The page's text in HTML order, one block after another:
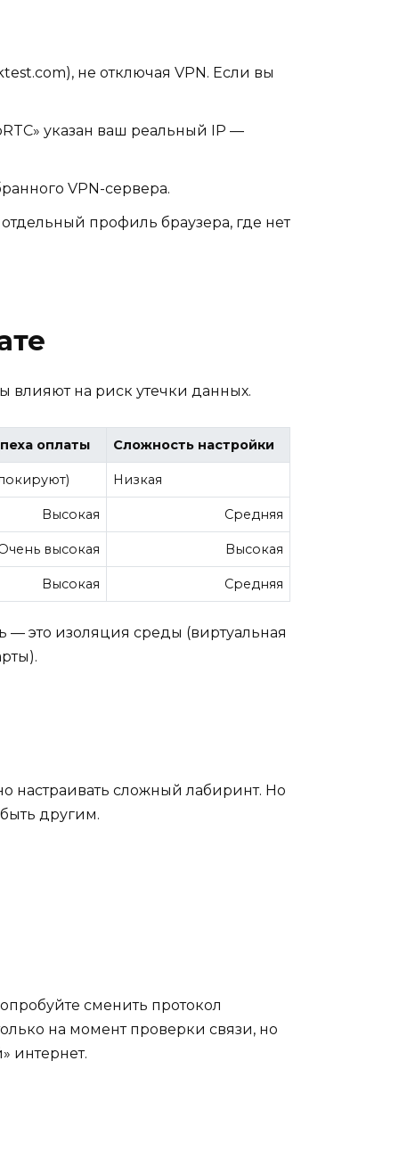
не отключая VPN. Если вы
указан ваш реальный IP —
VPN-сервера.
профиль браузера, где нет
влияют на риск утечки данных.
оплаты Сложность настройки
Низкая
Высокая Средняя
высокая Высокая
Высокая Средняя
— это изоляция среды (виртуальная
настраивать сложный лабиринт. Но
другим.
сменить протокол
на момент проверки связи, но
интернет.